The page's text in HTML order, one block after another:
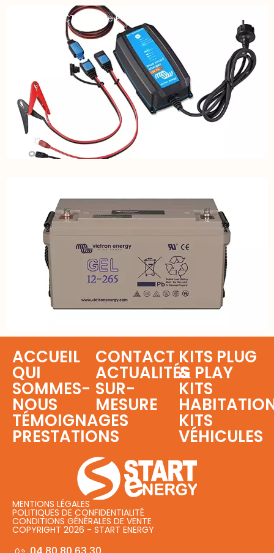
Chargeur VICTRON Blue Power BPC12-07(1) – 12V 7A
MENTIONS LÉGALES
POLITIQUES DE CONFIDENTIALITÉ
CONDITIONS GÉNÉRALES DE VENTE
COPYRIGHT 2026 - START ENERGY
ACCUEIL
QUI
SOMMES-
NOUS
TÉMOIGNAGES
PRESTATIONS
CONTACT
ACTUALITÉS
SUR-
MESURE
KITS PLUG
& PLAY
KITS
KITS
VÉHICULES